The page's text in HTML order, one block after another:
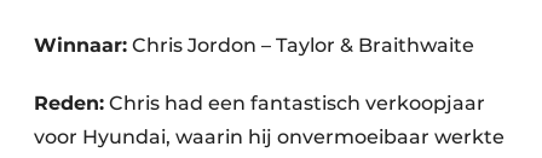
Winnaar: Chris Jordon – Taylor & Braithwaite
Reden: Chris had een fantastisch verkoopjaar
voor Hyundai, waarin hij onvermoeibaar werkte